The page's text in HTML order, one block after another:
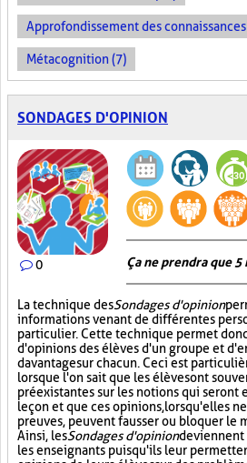
Approfondissement des
Métacognition (7)
SONDAGES D'OPINION
0 Ça ne prendra que 5
La technique desSondages d'opinion
informations venant de différentes
particulier. Cette technique permet
d'opinions des élèves d'un groupe et
davantage sur chacun. Ceci est
lorsque l'on sait que les élèves ont
préexistantes sur les notions qui seront
leçon et que ces opinions, lorsqu'elles
preuves, peuvent fausser ou bloquer le
Ainsi, lesSondages d'opiniondeviennent
les enseignants puisqu'ils leur